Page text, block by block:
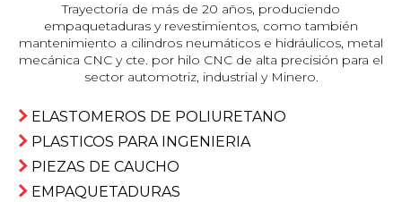
Trayectoria de más de 20 años, produciendo
empaquetaduras y revestimientos, como también
mantenimiento a cilindros neumáticos e hidráulicos, metal
mecánica CNC y cte. por hilo CNC de alta precisión para el
sector automotriz, industrial y Minero.
ELASTOMEROS DE POLIURETANO
PLASTICOS PARA INGENIERIA
PIEZAS DE CAUCHO
EMPAQUETADURAS